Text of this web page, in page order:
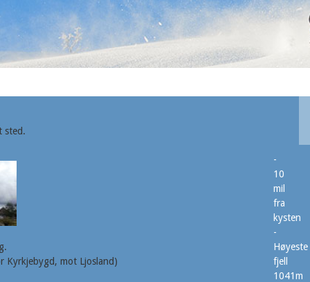
sted.
Kyrkjebygd, mot Ljosland)
-
10
mil
fra
kysten
-
Høyeste
fjell
1041m